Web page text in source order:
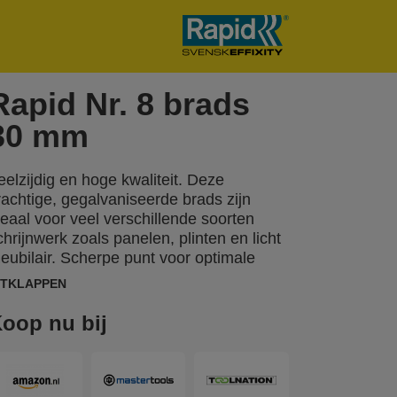
Nr. 8 brads
mm
en hoge kwaliteit. Deze
gegalvaniseerde brads zijn
voor veel verschillende soorten
zoals panelen, plinten en licht
Scherpe punt voor optimale
Ook beschikbaar in RVS.
nu bij